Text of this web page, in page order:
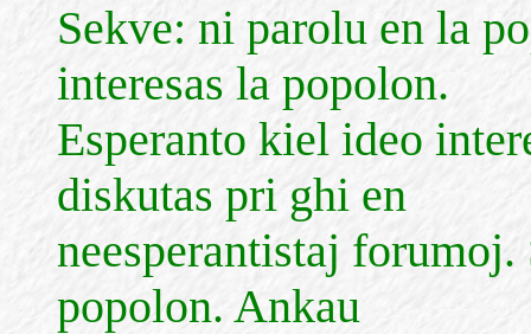
Sekve: ni parolu en la
interesas la popolon.
Esperanto kiel ideo
diskutas pri ghi en
neesperantistaj
popolon. Ankau